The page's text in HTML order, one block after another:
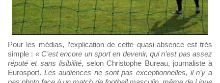
Pour les médias, l’explication de cette quasi-absence est très
simple : « C’est encore un sport en devenir, qui n’est pas assez
réputé et sans lisibilité, selon Christophe Bureau, journaliste à
Eurosport. Les audiences ne sont pas exceptionnelles, il n’y a